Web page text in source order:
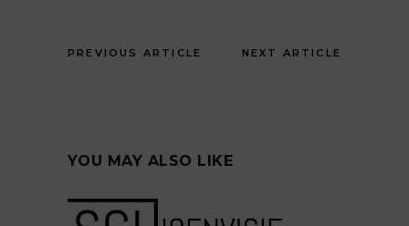
PREVIOUS ARTICLE NEXT ARTICLE
YOU MAY ALSO LIKE